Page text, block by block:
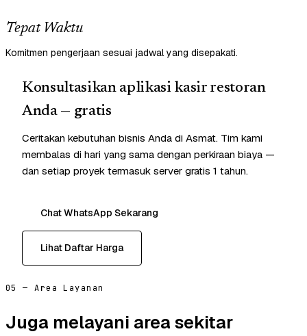
Tepat Waktu
Komitmen pengerjaan sesuai jadwal yang disepakati.
Konsultasikan aplikasi kasir restoran
Anda — gratis
Ceritakan kebutuhan bisnis Anda di Asmat. Tim kami
membalas di hari yang sama dengan perkiraan biaya —
dan setiap proyek termasuk server gratis 1 tahun.
Chat WhatsApp Sekarang
Lihat Daftar Harga
05 — Area Layanan
Juga melayani area sekitar